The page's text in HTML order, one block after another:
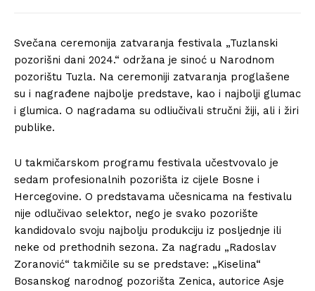
Svečana ceremonija zatvaranja festivala „Tuzlanski
pozorišni dani 2024.“ održana je sinoć u Narodnom
pozorištu Tuzla. Na ceremoniji zatvaranja proglašene
su i nagrađene najbolje predstave, kao i najbolji glumac
i glumica. O nagradama su odliučivali stručni žiji, ali i žiri
publike.
U takmičarskom programu festivala učestvovalo je
sedam profesionalnih pozorišta iz cijele Bosne i
Hercegovine. O predstavama učesnicama na festivalu
nije odlučivao selektor, nego je svako pozorište
kandidovalo svoju najbolju produkciju iz posljednje ili
neke od prethodnih sezona. Za nagradu „Radoslav
Zoranović“ takmičile su se predstave: „Kiselina“
Bosanskog narodnog pozorišta Zenica, autorice Asje